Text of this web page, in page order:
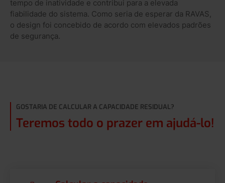
tempo de inatividade e contribui para a elevada
fiabilidade do sistema. Como seria de esperar da RAVAS,
o design foi concebido de acordo com elevados padrões
de segurança.
GOSTARIA DE CALCULAR A CAPACIDADE RESIDUAL?
Teremos todo o prazer em ajudá-lo!